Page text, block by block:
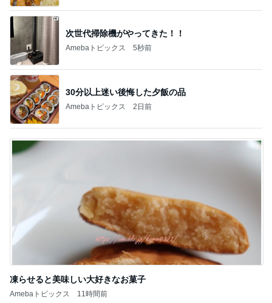
次世代掃除機がやってきた！！
Amebaトピックス 5秒前
30分以上迷い後悔した夕飯の品
Amebaトピックス 2日前
凍らせると美味しい大好きなお菓子
Amebaトピックス 11時間前